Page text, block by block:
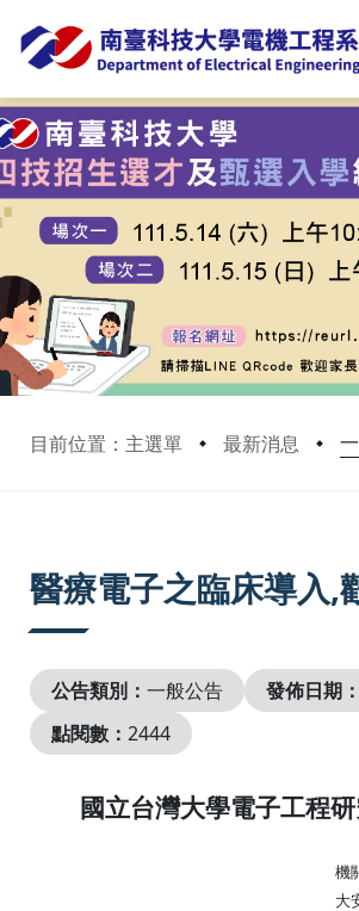
目前位置：主選單 最新消息
:::
醫療電子之臨床導入,
公告類別： 一般公告 發佈日期：
點閱數： 2444
國立台灣大學電子工程
機
大